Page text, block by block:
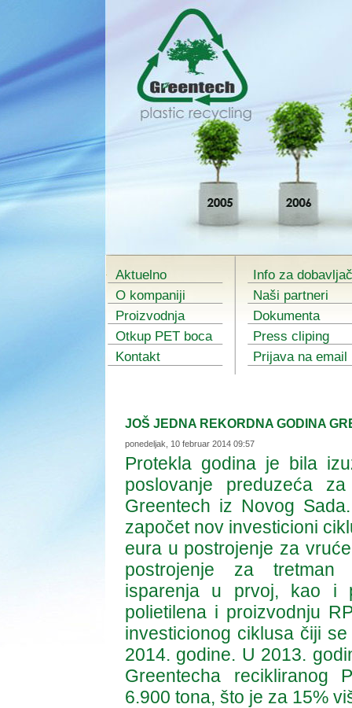
Aktuelno
O kompaniji
Proizvodnja
Otkup PET boca
Kontakt
Info za
Naši partneri
Dokumenta
Press cliping
Prijava na email
JOŠ JEDNA REKORDNA GODINA
ponedeljak, 10 februar 2014 09:57
Protekla godina je bila
poslovanje preduzeća
Greentech iz Novog
započet nov investicioni
eura u postrojenje za
postrojenje za
isparenja u prvoj, kao i
polietilena i proizvodnju
investicionog ciklusa čiji
2014. godine. U 2013.
Greentecha recikliranog
6.900 tona, što je za 15%